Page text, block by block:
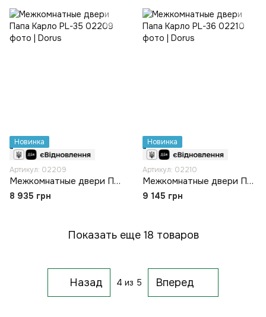
Новинка
Артикул: 02209
Межкомнатные двери Папа Карло PL-35
8 935 грн
Новинка
Артикул: 02210
Межкомнатные двери Папа Карло PL-36
9 145 грн
Показать еще 18 товаров
Назад 4 из 5 Вперед